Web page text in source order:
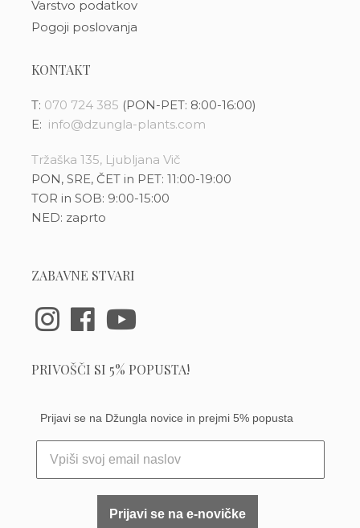
Varstvo podatkov
Pogoji poslovanja
KONTAKT
T: 070 724 385 (PON-PET: 8:00-16:00)
E: info@dzungla-plants.com
Tržaška 135, Ljubljana Vič
PON, SRE, ČET in PET: 11:00-19:00
TOR in SOB: 9:00-15:00
NED: zaprto
ZABAVNE STVARI
PRIVOŠČI SI 5% POPUSTA!
Prijavi se na Džungla novice in prejmi 5% popusta
Prijavi se na e-novičke